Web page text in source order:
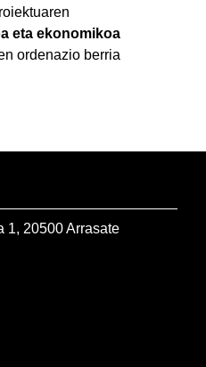
eta ekonomikoa
ordenazio berria
1, 20500 Arrasate